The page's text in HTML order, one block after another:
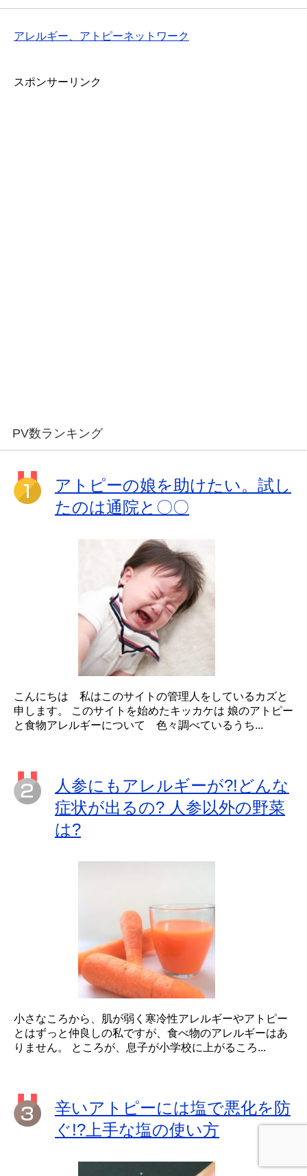
アレルギー、アトピーネットワーク
スポンサーリンク
PV数ランキング
アトピーの娘を助けたい。試し
たのは通院と〇〇
こんにちは 私はこのサイトの管理人をしているカズと
申します。 このサイトを始めたキッカケは 娘のアトピー
と食物アレルギーについて 色々調べているうち...
人参にもアレルギーが?!どんな
症状が出るの? 人参以外の野菜
は?
小さなころから、肌が弱く寒冷性アレルギーやアトピー
とはずっと仲良しの私ですが、食べ物のアレルギーはあ
りません。 ところが、息子が小学校に上がるころ...
辛いアトピーには塩で悪化を防
ぐ!?上手な塩の使い方